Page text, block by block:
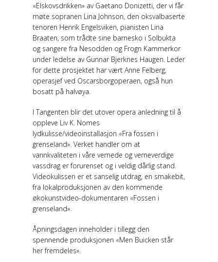
«Elskovsdrikken» av Gaetano Donizetti, der vi får
møte sopranen Lina Johnson, den oksvalbaserte
tenoren Henrik Engelsviken, pianisten Lina
Braaten, som trådte sine barnesko i Solbukta
og sangere fra Nesodden og Frogn Kammerkor
under ledelse av Gunnar Bjerknes Haugen. Leder
for dette prosjektet har vært Anne Felberg,
operasjef ved Oscarsborgoperaen, også hun
bosatt på halvøya.
I Tangenten blir det utover opera anledning til å
oppleve Liv K. Nomes
lydkulisse/videoinstallasjon «Fra fossen i
grenseland». Verket handler om at
vannkvaliteten i våre vernede og verneverdige
vassdrag er forurenset og i veldig dårlig stand.
Videokulissen er et sanselig utdrag, en smakebit,
fra lokalproduksjonen av den kommende
økokunstvideo-dokumentaren «Fossen i
grenseland».
Åpningsdagen inneholder i tillegg den
spennende produksjonen «Men Buicken står
her fremdeles».